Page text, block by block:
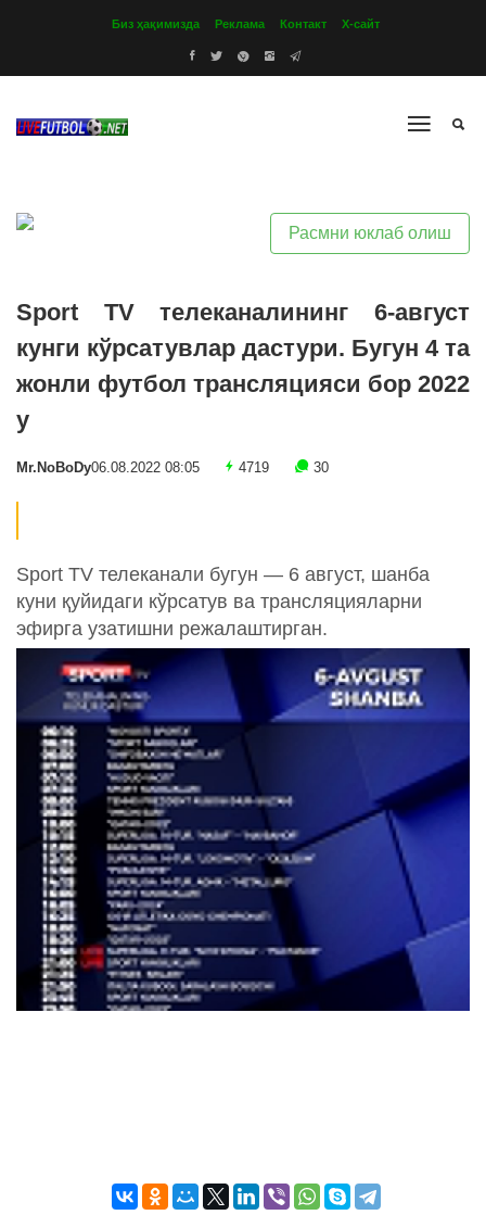
Биз ҳақимизда Реклама Контакт Х-сайт
Расмни юклаб олиш
Sport TV телеканалининг 6-август
кунги кўрсатувлар дастури. Бугун 4 та
жонли футбол трансляцияси бор 2022
y
Mr.NoBoDy06.08.2022 08:05 4719 30
Sport TV телеканали бугун — 6 август, шанба
куни қуйидаги кўрсатув ва трансляцияларни
эфирга узатишни режалаштирган.